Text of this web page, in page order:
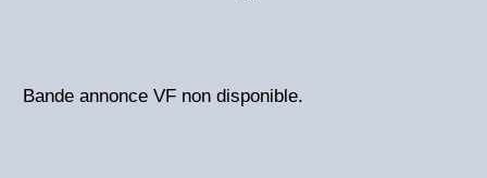
Bande annonce VF non disponible.